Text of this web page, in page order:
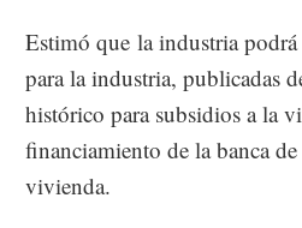
Estimó que la industria
para la industria, publicadas
histórico para subsidios a la
financiamiento de la banca
vivienda.